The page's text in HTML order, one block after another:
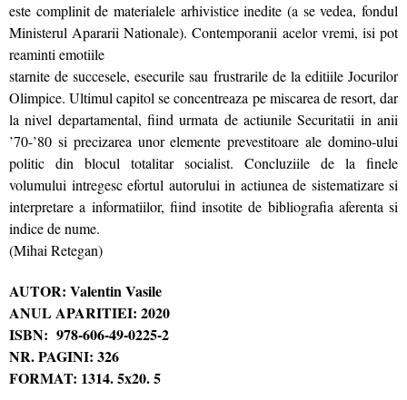
este complinit de materialele arhivistice inedite (a se vedea, fondul
Ministerul Apararii Nationale). Contemporanii acelor vremi, isi pot
reaminti emotiile
starnite de succesele, esecurile sau frustrarile de la editiile Jocurilor
Olimpice. Ultimul capitol se concentreaza pe miscarea de resort, dar
la nivel departamental, fiind urmata de actiunile Securitatii in anii
’70-’80 si precizarea unor elemente prevestitoare ale domino-ului
politic din blocul totalitar socialist. Concluziile de la finele
volumului intregesc efortul autorului in actiunea de sistematizare si
interpretare a informatiilor, fiind insotite de bibliografia aferenta si
indice de nume.
(Mihai Retegan)
AUTOR: Valentin Vasile
ANUL APARITIEI: 2020
ISBN: 978-606-49-0225-2
NR. PAGINI: 326
FORMAT: 1314. 5x20. 5